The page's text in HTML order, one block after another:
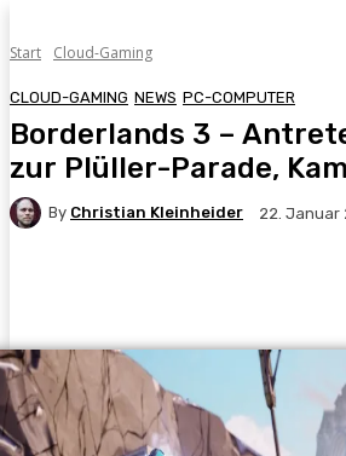
Start Cloud-Gaming
CLOUD-GAMING NEWS PC-COMPUTER
Borderlands 3 –
zur Plüller-Parade,
By Christian Kleinheider 22. Januar